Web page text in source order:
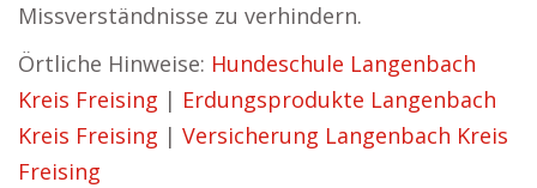
Missverständnisse zu verhindern.
Örtliche Hinweise: Hundeschule Langenbach
Kreis Freising | Erdungsprodukte Langenbach
Kreis Freising | Versicherung Langenbach Kreis
Freising